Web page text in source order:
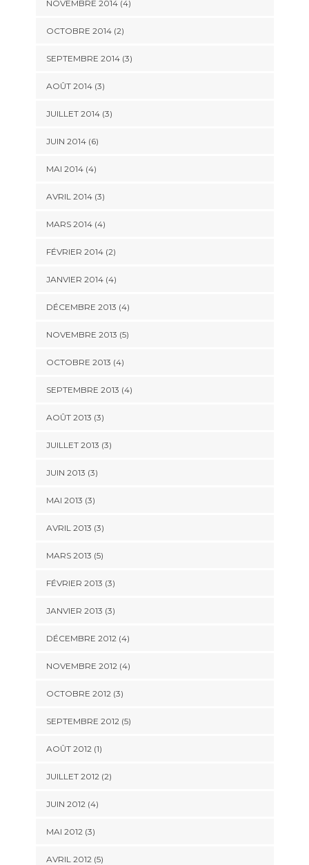
NOVEMBRE 2014(4)
OCTOBRE 2014(2)
SEPTEMBRE 2014(3)
AOÛT 2014(3)
JUILLET 2014(3)
JUIN 2014(6)
MAI 2014(4)
AVRIL 2014(3)
MARS 2014(4)
FÉVRIER 2014(2)
JANVIER 2014(4)
DÉCEMBRE 2013 (4)
NOVEMBRE 2013 (5)
OCTOBRE 2013 (4)
SEPTEMBRE 2013 (4)
AOÛT 2013 (3)
JUILLET 2013 (3)
JUIN 2013 (3)
MAI 2013 (3)
AVRIL 2013 (3)
MARS 2013 (5)
FÉVRIER 2013 (3)
JANVIER 2013 (3)
DÉCEMBRE 2012(4)
NOVEMBRE 2012(4)
OCTOBRE 2012(3)
SEPTEMBRE 2012(5)
AOÛT 2012(1)
JUILLET 2012(2)
JUIN 2012(4)
MAI 2012(3)
AVRIL 2012(5)